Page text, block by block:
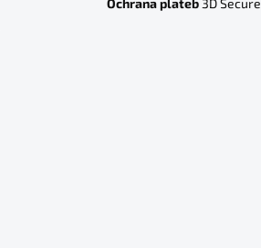
Ochrana plateb3D Secure